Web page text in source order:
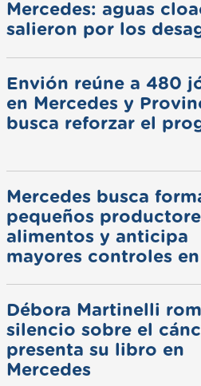
Mercedes: aguas
salieron por los
Envión reúne a 480
en Mercedes y
busca reforzar el
Mercedes busca
pequeños
alimentos y anticipa
mayores controles
Débora Martinelli
silencio sobre el
presenta su libro en
Mercedes